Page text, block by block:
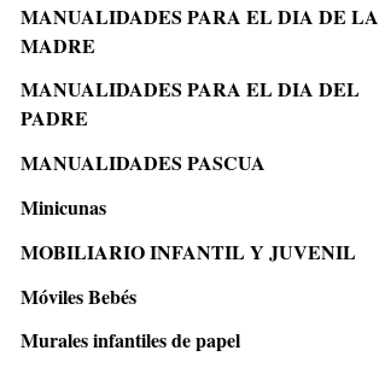
MANUALIDADES PARA EL DIA DE LA
MADRE
MANUALIDADES PARA EL DIA DEL
PADRE
MANUALIDADES PASCUA
Minicunas
MOBILIARIO INFANTIL Y JUVENIL
Móviles Bebés
Murales infantiles de papel